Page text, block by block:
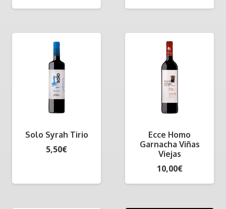
Solo Syrah Tirio
5,50€
Ecce Homo
Garnacha Viñas
Viejas
10,00€